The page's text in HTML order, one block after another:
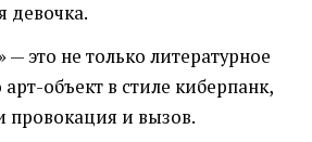
девочка.
— это не только литературное
объект в стиле киберпанк,
провокация и вызов.